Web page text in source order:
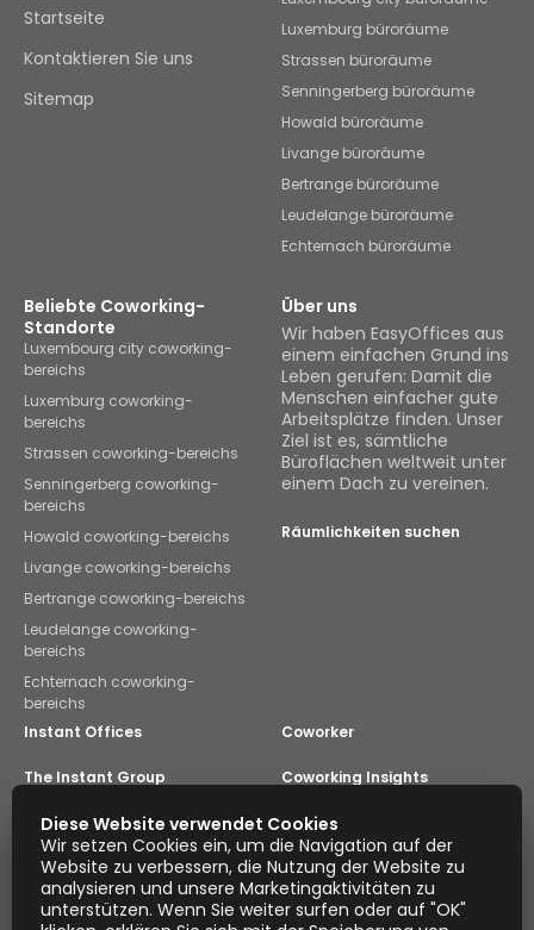
Startseite
Kontaktieren Sie uns
Sitemap
Luxemburg büroräume
Strassen büroräume
Senningerberg büroräume
Howald büroräume
Livange büroräume
Bertrange büroräume
Leudelange büroräume
Echternach büroräume
Beliebte Coworking-
Standorte
Luxembourg city coworking-
bereichs
Luxemburg coworking-
bereichs
Strassen coworking-bereichs
Senningerberg coworking-
bereichs
Howald coworking-bereichs
Livange coworking-bereichs
Bertrange coworking-bereichs
Leudelange coworking-
bereichs
Echternach coworking-
bereichs
Über uns
Wir haben EasyOffices aus
einem einfachen Grund ins
Leben gerufen: Damit die
Menschen einfacher gute
Arbeitsplätze finden. Unser
Ziel ist es, sämtliche
Büroflächen weltweit unter
einem Dach zu vereinen.
Räumlichkeiten suchen
Instant Offices Coworker
The Instant Group Coworking Insights
Coworkintel Davinci Meeting Rooms
Davinci Virtual Incendium
Yta
Diese Website verwendet Cookies
Wir setzen Cookies ein, um die Navigation auf der
Website zu verbessern, die Nutzung der Website zu
analysieren und unsere Marketingaktivitäten zu
unterstützen. Wenn Sie weiter surfen oder auf "OK"